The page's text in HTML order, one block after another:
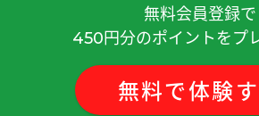
無料会員登録で
450円分のポイントをプ
無料で体験